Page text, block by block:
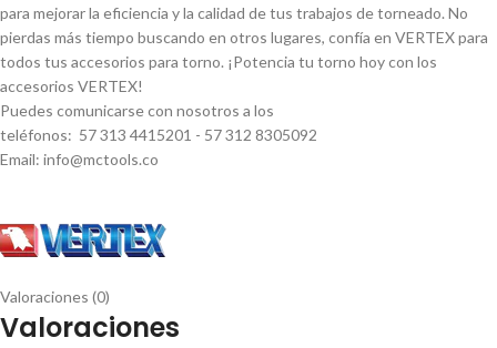
para mejorar la eficiencia y la calidad de tus trabajos de torneado. No
pierdas más tiempo buscando en otros lugares, confí­a en VERTEX para
todos tus accesorios para torno. ¡Potencia tu torno hoy con los
accesorios VERTEX!
Puedes comunicarse con nosotros a los
teléfonos: 57 313 4415201 - 57 312 8305092
Email: info@mctools.co
Valoraciones (0)
Valoraciones